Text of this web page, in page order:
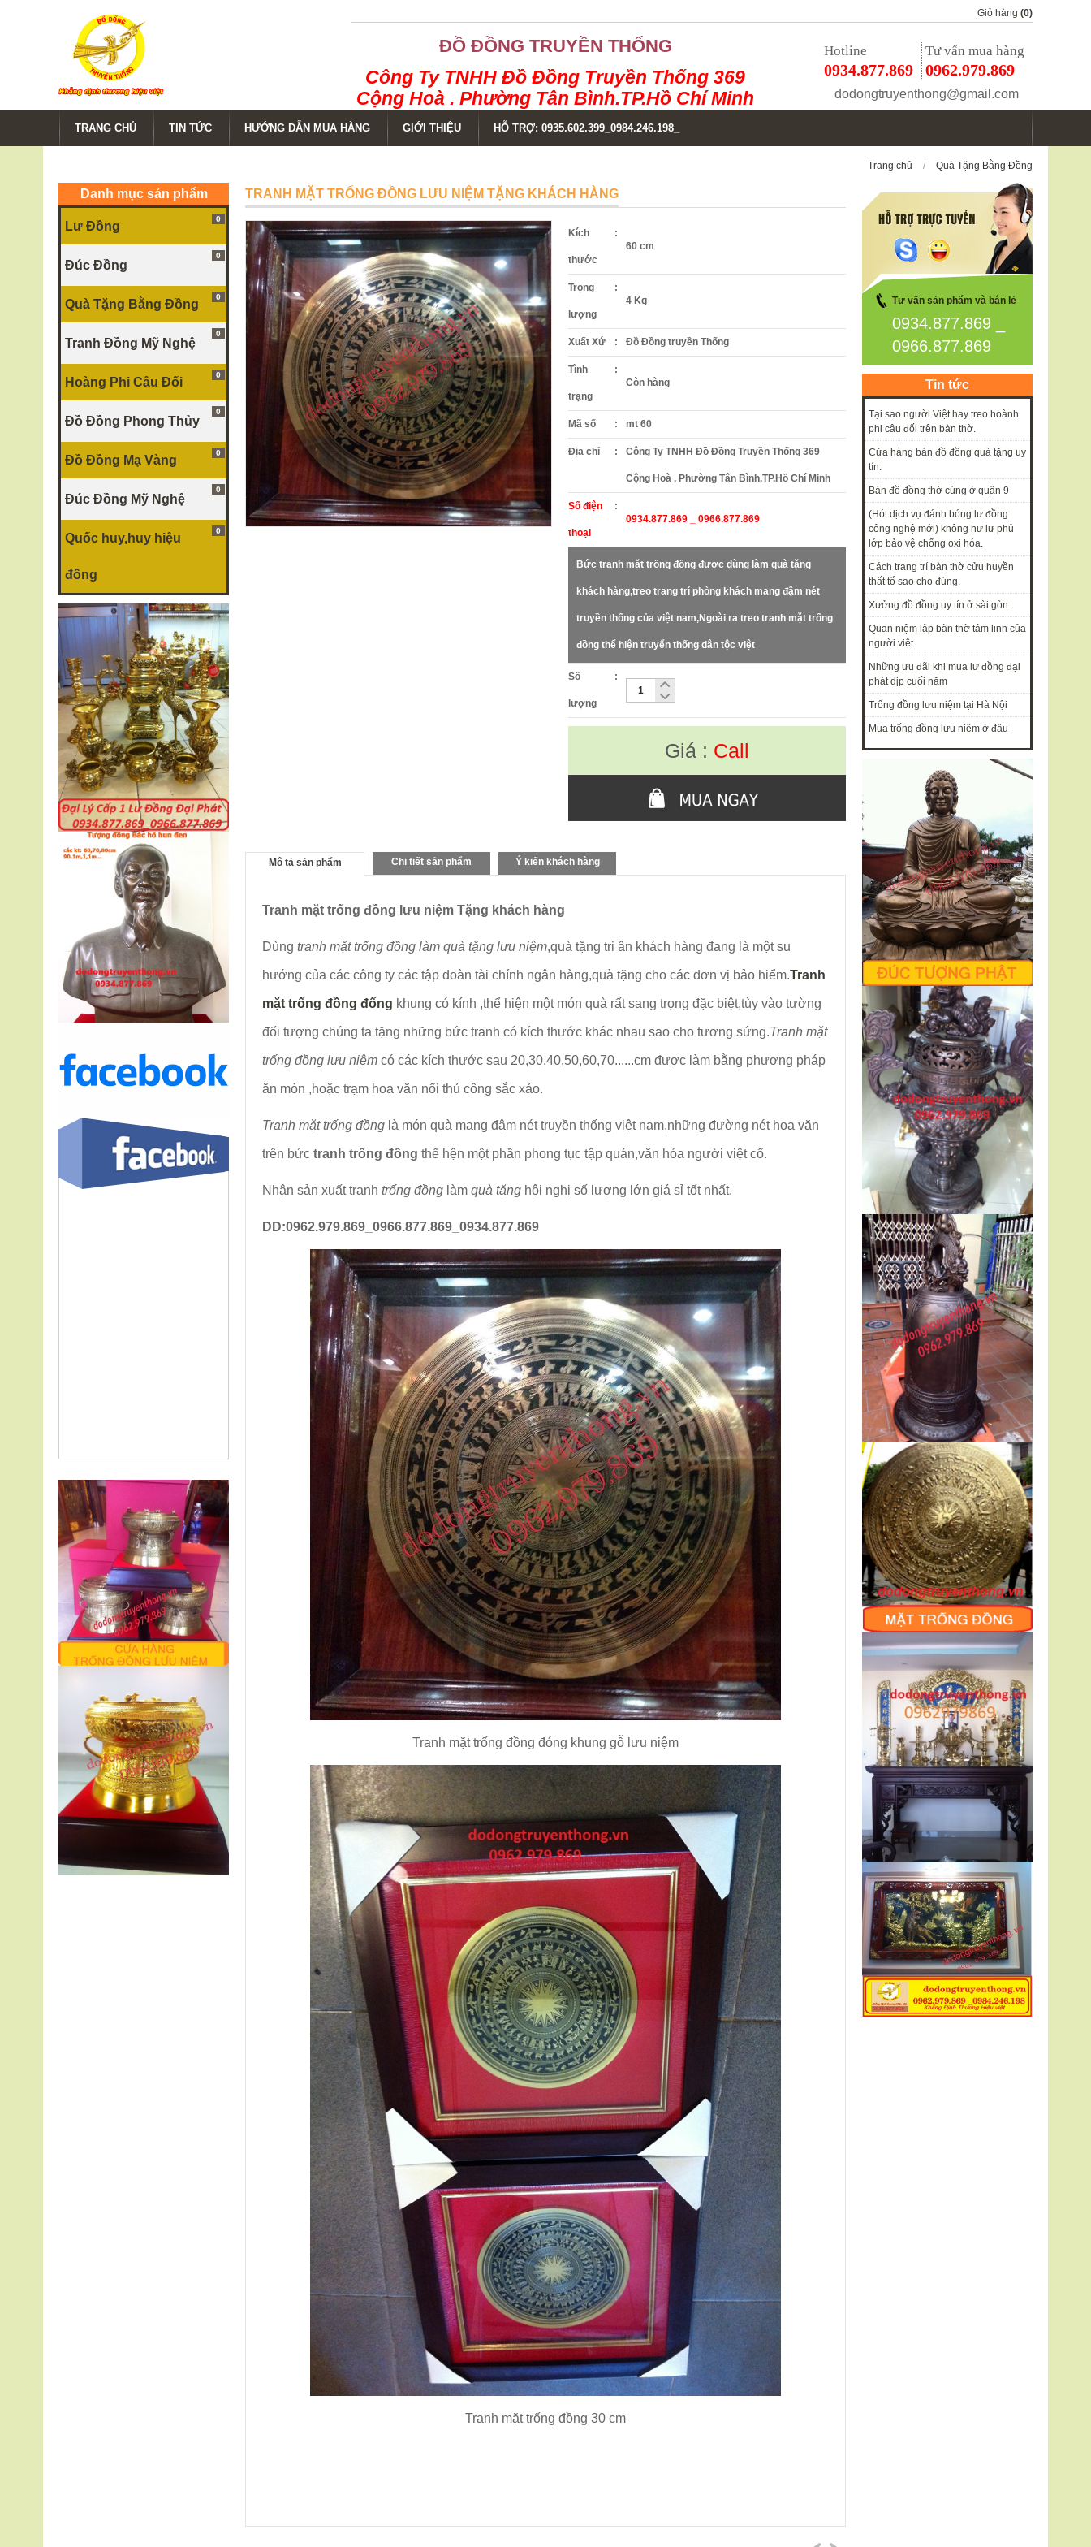
Giỏ hàng (0)
ĐỒ ĐỒNG TRUYỀN THỐNG
Công Ty TNHH Đồ Đồng Truyền Thống 369
Cộng Hoà . Phường Tân Bình.TP.Hồ Chí Minh
Hotline
0934.877.869
Tư vấn mua hàng
0962.979.869
dodongtruyenthong@gmail.com
TRANG CHỦ TIN TỨC HƯỚNG DẪN MUA HÀNG GIỚI THIỆU HỖ TRỢ: 0935.602.399_0984.246.198_
Trang chủ / Quà Tặng Bằng Đồng
Danh mục sản phẩm
0
Lư Đồng
0
Đúc Đồng
0
Quà Tặng Bằng Đồng
0
Tranh Đồng Mỹ Nghệ
0
Hoàng Phi Câu Đối
0
Đồ Đồng Phong Thủy
0
Đồ Đồng Mạ Vàng
0
Đúc Đồng Mỹ Nghệ
0
Quốc huy,huy hiệu
đồng
TRANH MẶT TRỐNG ĐỒNG LƯU NIỆM TẶNG KHÁCH HÀNG
Kích
thước
:
60 cm
Trọng
lượng
:
4 Kg
Xuất Xứ : Đồ Đồng truyền Thống
Tình
trạng
:
Còn hàng
Mã số : mt 60
Địa chỉ : Công Ty TNHH Đồ Đồng Truyền Thống 369
Cộng Hoà . Phường Tân Bình.TP.Hồ Chí Minh
Số điện
thoại
:
0934.877.869 _ 0966.877.869
Bức tranh mặt trống đồng được dùng làm quà tặng
khách hàng,treo trang trí phòng khách mang đậm nét
truyền thống của việt nam,Ngoài ra treo tranh mặt trống
đồng thể hiện truyển thống dân tộc việt
Số
lượng
:
Giá : Call
Mô tả sản phẩm Chi tiết sản phẩm Ý kiến khách hàng
Tranh mặt trống đồng lưu niệm Tặng khách hàng
Dùng tranh mặt trống đồng làm quà tặng lưu niệm,quà tặng tri ân khách hàng đang là một su
hướng của các công ty các tập đoàn tài chính ngân hàng,quà tặng cho các đơn vị bảo hiểm.Tranh
mặt trống đồng đống khung có kính ,thể hiện một món quà rất sang trọng đặc biệt,tùy vào tường
đối tượng chúng ta tặng những bức tranh có kích thước khác nhau sao cho tương sứng.Tranh mặt
trống đồng lưu niệm có các kích thước sau 20,30,40,50,60,70......cm được làm bằng phương pháp
ăn mòn ,hoặc trạm hoa văn nổi thủ công sắc xảo.
Tranh mặt trống đồng là món quà mang đậm nét truyền thống việt nam,những đường nét hoa văn
trên bức tranh trống đồng thể hện một phần phong tục tập quán,văn hóa người việt cổ.
Nhận sản xuất tranh trống đồng làm quà tặng hội nghị số lượng lớn giá sỉ tốt nhất.
DD:0962.979.869_0966.877.869_0934.877.869
Tranh mặt trống đồng đóng khung gỗ lưu niệm
Tranh mặt trống đồng 30 cm
Tư vấn sản phẩm và bán lẻ
0934.877.869 _
0966.877.869
Tin tức
Tại sao người Việt hay treo hoành
phi câu đối trên bàn thờ.
Cửa hàng bán đồ đồng quà tặng uy
tín.
Bán đồ đồng thờ cúng ở quận 9
(Hót dịch vụ đánh bóng lư đồng
công nghệ mới) không hư lư phủ
lớp bảo vệ chống oxi hóa.
Cách trang trí bàn thờ cửu huyền
thất tổ sao cho đúng.
Xưởng đồ đồng uy tín ở sài gòn
Quan niệm lập bàn thờ tâm linh của
người việt.
Những ưu đãi khi mua lư đồng đại
phát dịp cuối năm
Trống đồng lưu niệm tại Hà Nội
Mua trống đồng lưu niệm ở đâu